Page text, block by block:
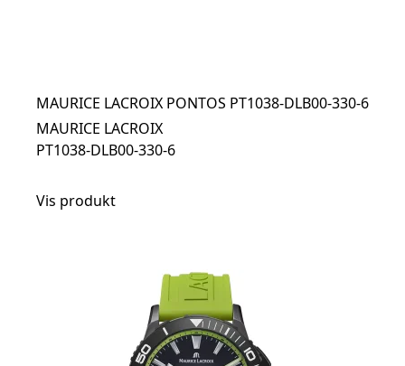
MAURICE LACROIX PONTOS PT1038-DLB00-330-6
MAURICE LACROIX
PT1038-DLB00-330-6
Vis produkt